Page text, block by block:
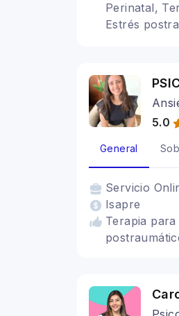
Perinatal,
Estrés
5.0
General
Servicio
Isapre
Terapia